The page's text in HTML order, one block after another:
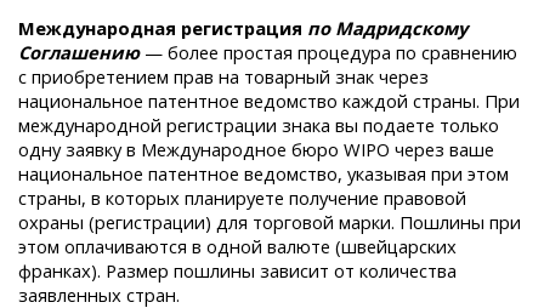
Международная регистрация по Мадридскому
Соглашению— более простая процедура по сравнению
с приобретением прав на товарный знак через
национальное патентное ведомство каждой страны. При
международной регистрации знака вы подаете только
одну заявку в Международное бюро WIPO через ваше
национальное патентное ведомство, указывая при этом
страны, в которых планируете получение правовой
охраны (регистрации) для торговой марки. Пошлины при
этом оплачиваются в одной валюте (швейцарских
франках). Размер пошлины зависит от количества
заявленных стран.